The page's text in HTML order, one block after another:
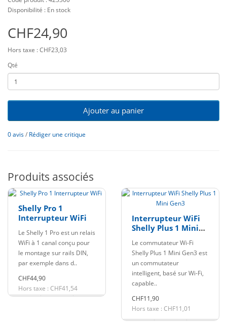
Disponibilité : En stock
CHF24,90
Hors taxe : CHF23,03
Qté
Ajouter au panier
0 avis/ Rédiger une critique
Produits associés
Shelly Pro 1
Interrupteur WiFi
Le Shelly 1 Pro est un relais
WiFi à 1 canal conçu pour
le montage sur rails DIN,
par exemple dans d..
CHF44,90
Hors taxe : CHF41,54
Interrupteur WiFi
Shelly Plus 1 Mini
Le commutateur Wi-Fi
Shelly Plus 1 Mini Gen3 est
un commutateur
intelligent, basé sur Wi-Fi,
capable..
CHF11,90
Hors taxe : CHF11,01